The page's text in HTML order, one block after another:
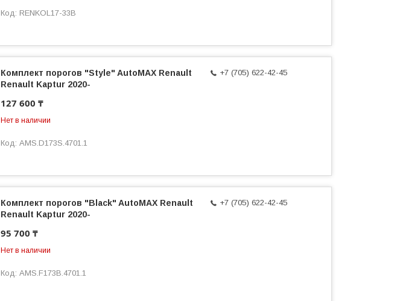
RENKOL17-33B
+7 (705) 622-42-45
Комплект порогов "Style" AutoMAX Renault
Renault Kaptur 2020-
127 600 ₸
Нет в наличии
AMS.D173S.4701.1
+7 (705) 622-42-45
Комплект порогов "Black" AutoMAX Renault
Renault Kaptur 2020-
95 700 ₸
Нет в наличии
AMS.F173B.4701.1